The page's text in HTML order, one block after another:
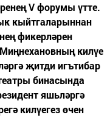
V форумы үтте.
кыйтгаларыннан
фикерләрен
килүе
җитди игътибар
бинасында
яшьләргә
килүегез өчен